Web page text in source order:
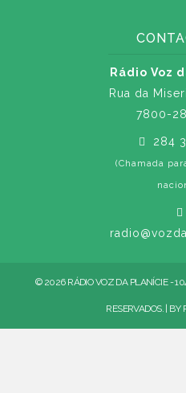
Rádio Voz
Rua da
7800-
284
(Chamada
© 2026 RÁDIO VOZ DA PLANÍCIE -
RESERVADOS. | BY